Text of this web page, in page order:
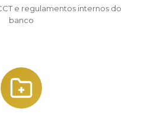
e regulamentos internos do
banco